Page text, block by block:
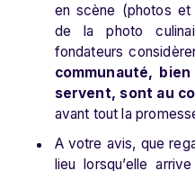
en scène (photos
de la photo
fondateurs
communauté,
servent, sont au
avant tout la
A votre avis, que
lieu lorsqu’elle